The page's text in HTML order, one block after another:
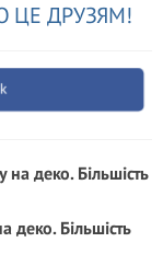
ЦЕ ДРУЗЯМ!
деко. Більшість